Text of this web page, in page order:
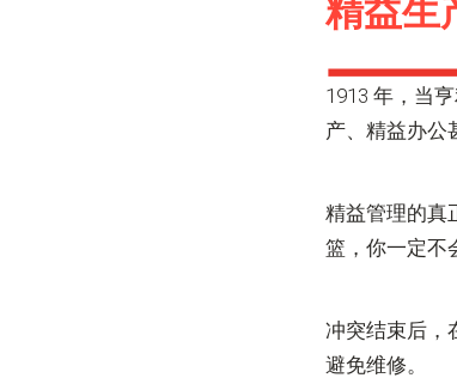
精益生
1913 年，当
产、精益办公
精益管理的真
篮，你一定不
冲突结束后，
避免维修。